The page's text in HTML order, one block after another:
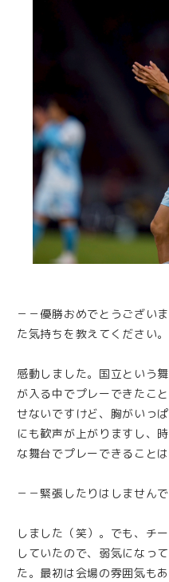
－－優勝おめでとうござい
た気持ちを教えてください。
感動しました。国立という
が入る中でプレーできたこ
せないですけど、胸がいっ
にも歓声が上がりますし、
な舞台でプレーできること
－－緊張したりはしませんで
しました（笑）。でも、チ
していたので、弱気になっ
た。最初は会場の雰囲気も